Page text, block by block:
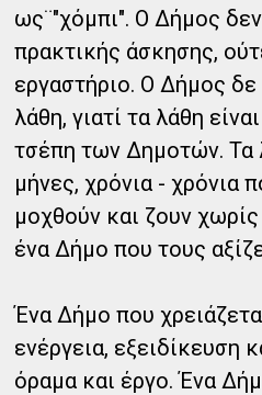
ως¨"χόμπι". Ο Δήμος
πρακτικής άσκησης,
εργαστήριο. Ο Δήμος
λάθη, γιατί τα λάθη
τσέπη των Δημοτών. Τα
μήνες, χρόνια - χρόνια
μοχθούν και ζουν
ένα Δήμο που τους
Ένα Δήμο που
ενέργεια, εξειδίκευση
όραμα και έργο. Ένα